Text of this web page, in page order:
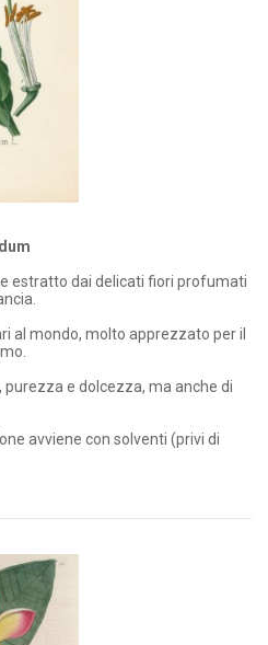
estratto dai delicati fiori profumati
al mondo, molto apprezzato per il
purezza e dolcezza, ma anche di
avviene con solventi (privi di